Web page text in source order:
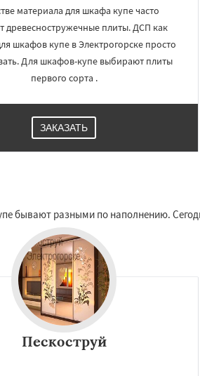
материала для шкафа купе часто
древесностружечные плиты. ДСП как
шкафов купе в Электрогорске просто
Для шкафов-купе выбирают плиты
первого сорта .
ЗАКАЗАТЬ
бывают разными по наполнению.
Пескоструй